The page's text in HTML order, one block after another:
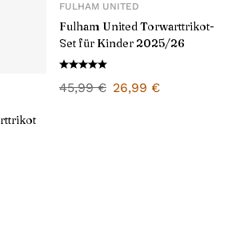
FULHAM UNITED
Fulham United Torwarttrikot-
Set für Kinder 2025/26
45,99€ 26,99 €